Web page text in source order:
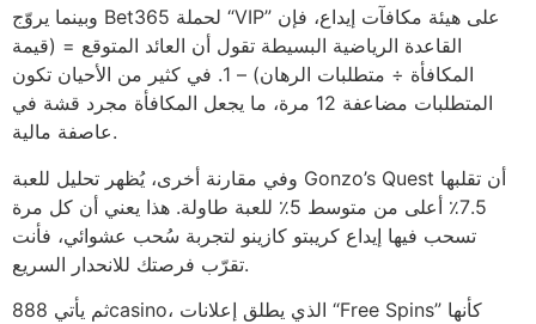
وبينما يروّج Bet365 لحملة “VIP” على هيئة مكافآت إيداع، فإن
القاعدة الرياضية البسيطة تقول أن العائد المتوقع = (قيمة
المكافأة ÷ متطلبات الرهان) – 1. في كثير من الأحيان تكون
المتطلبات مضاعفة 12 مرة، ما يجعل المكافأة مجرد قشة في
عاصفة مالية.
وفي مقارنة أخرى، يُظهر تحليل للعبة Gonzo’s Quest أن تقلبها
7.5٪ أعلى من متوسط 5٪ للعبة طاولة. هذا يعني أن كل مرة
تسحب فيها إيداع كريبتو كازينو لتجربة سُحب عشوائي، فأنت
تقرّب فرصتك للانحدار السريع.
ثم يأتي 888casino، الذي يطلق إعلانات “Free Spins” كأنها